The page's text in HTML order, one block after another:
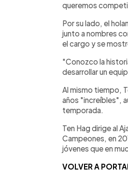
queremos
Por su lado, el
junto a nombres
el cargo y se
"Conozco la
desarrollar un
Al mismo tiempo,
años "increíbles",
temporada.
Ten Hag dirige al
Campeones, en
jóvenes que en
VOLVER A